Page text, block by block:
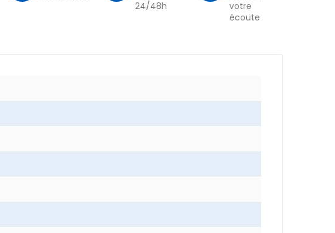
24/48h
votre
écoute